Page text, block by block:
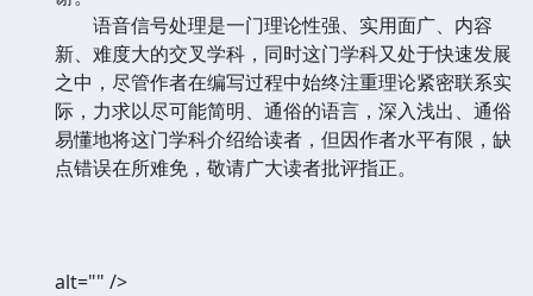
语音信号处理是一门理论性强、实用面广、内容
新、难度大的交叉学科，同时这门学科又处于快速发展
之中，尽管作者在编写过程中始终注重理论紧密联系实
际，力求以尽可能简明、通俗的语言，深入浅出、通俗
易懂地将这门学科介绍给读者，但因作者水平有限，缺
点错误在所难免，敬请广大读者批评指正。
alt="" />